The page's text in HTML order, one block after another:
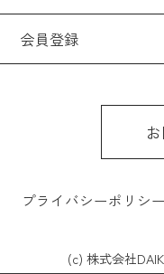
会員登録
プライバシーポリシー
(c) 株式会社